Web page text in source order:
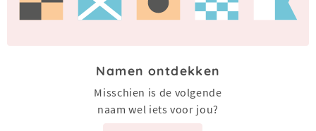
Namen ontdekken
Misschien is de volgende
naam wel iets voor jou?